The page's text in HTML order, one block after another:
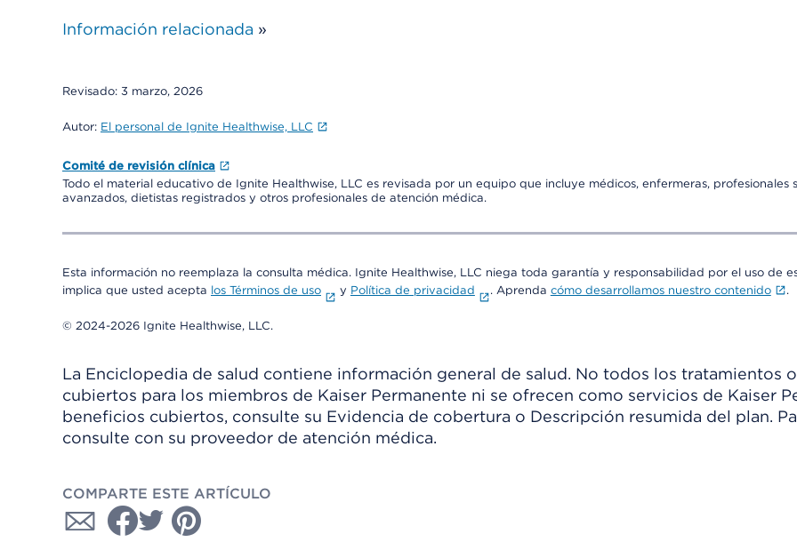
Información relacionada »
Revisado: 3 marzo, 2026
Autor: El personal de Ignite Healthwise, LLC
Comité de revisión clínica
Todo el material educativo de Ignite Healthwise, LLC es revisada por un equipo que incluye médicos, enfermeras, profesionales
avanzados, dietistas registrados y otros profesionales de atención médica.
Esta información no reemplaza la consulta médica. Ignite Healthwise, LLC niega toda garantía y responsabilidad por el uso de
implica que usted acepta los Términos de uso y Política de privacidad . Aprenda cómo desarrollamos nuestro contenido .
© 2024-2026 Ignite Healthwise, LLC.
La Enciclopedia de salud contiene información general de salud. No todos los tratamientos
cubiertos para los miembros de Kaiser Permanente ni se ofrecen como servicios de Kaiser
beneficios cubiertos, consulte su Evidencia de cobertura o Descripción resumida del plan.
consulte con su proveedor de atención médica.
COMPARTE ESTE ARTÍCULO